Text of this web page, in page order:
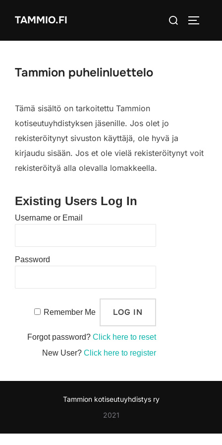
TAMMIO.FI
Search
Tammion puhelinluettelo
Tämä sisältö on tarkoitettu Tammion
kotiseutuyhdistyksen jäsenille. Jos olet jo
rekisteröitynyt sivuston käyttäjä, ole hyvä ja
kirjaudu sisään. Jos et ole vielä rekisteröitynyt voit
rekisteröityä alla olevalla lomakkeella.
Existing Users Log In
Username or Email
Password
Remember Me
Forgot password?Click here to reset
New User?Click here to register
Tammion kotiseutuyhdistys ry
2021